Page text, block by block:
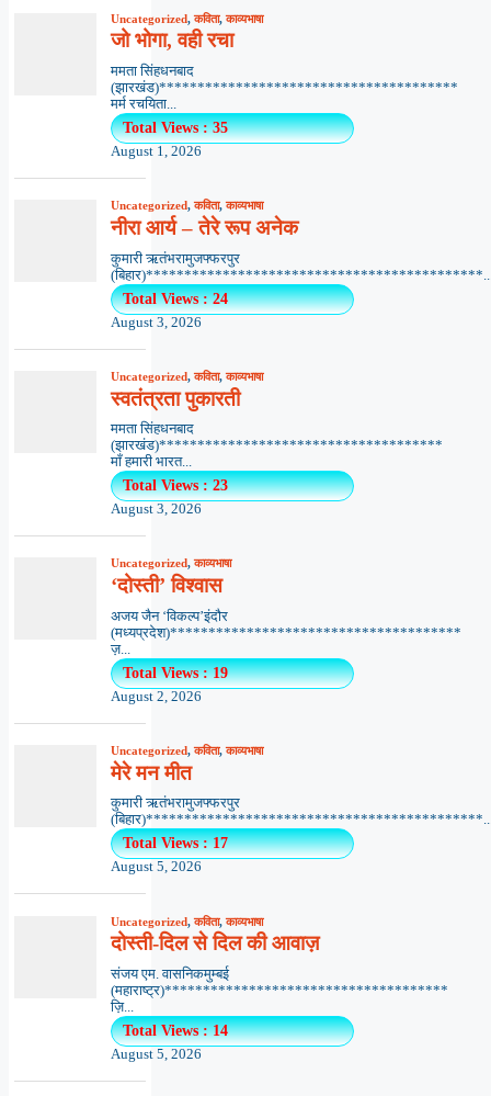
Uncategorized,कविता,काव्यभाषा
जो भोगा, वही रचा
ममता सिंहधनबाद
(झारखंड)***************************************
मर्म रचयिता...
Total Views : 35
August 1, 2026
Uncategorized,कविता,काव्यभाषा
नीरा आर्य – तेरे रूप अनेक
कुमारी ऋतंभरामुजफ्फरपुर
Total Views : 24
August 3, 2026
Uncategorized,कविता,काव्यभाषा
स्वतंत्रता पुकारती
ममता सिंहधनबाद
(झारखंड)*************************************
माँ हमारी भारत...
Total Views : 23
August 3, 2026
Uncategorized,काव्यभाषा
‘दोस्ती’ विश्वास
अजय जैन ‘विकल्प’इंदौर
(मध्यप्रदेश)**************************************
ज़...
Total Views : 19
August 2, 2026
Uncategorized,कविता,काव्यभाषा
मेरे मन मीत
कुमारी ऋतंभरामुजफ्फरपुर
Total Views : 17
August 5, 2026
Uncategorized,कविता,काव्यभाषा
दोस्ती-दिल से दिल की आवाज़
संजय एम. वासनिकमुम्बई
(महाराष्ट्र)*************************************
ज़ि...
Total Views : 14
August 5, 2026